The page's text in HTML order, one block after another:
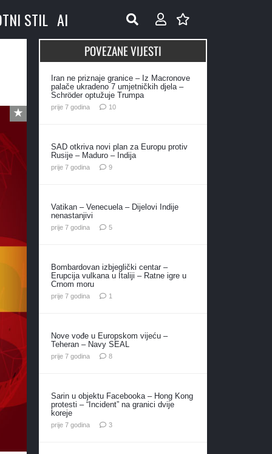
STIL AI
POVEZANE VIJESTI
Iran ne priznaje granice – Iz Macronove
palače ukradeno 7 umjetničkih djela –
Schröder optužuje Trumpa
prije 7 godina 10komentara
SAD otkriva novi plan za Europu protiv
Rusije – Maduro – Indija
prije 7 godina 9komentara
Vatikan – Venecuela – Dijelovi Indije
nenastanjivi
prije 7 godina 5komentara
Bombardovan izbjeglički centar –
Erupcija vulkana u Italiji – Ratne igre u
Crnom moru
prije 7 godina 1
Nove vođe u Europskom vijeću –
Teheran – Navy SEAL
prije 7 godina 8komentara
Sarin u objektu Facebooka – Hong Kong
protesti – “Incident” na granici dvije
koreje
prije 7 godina 3komentara